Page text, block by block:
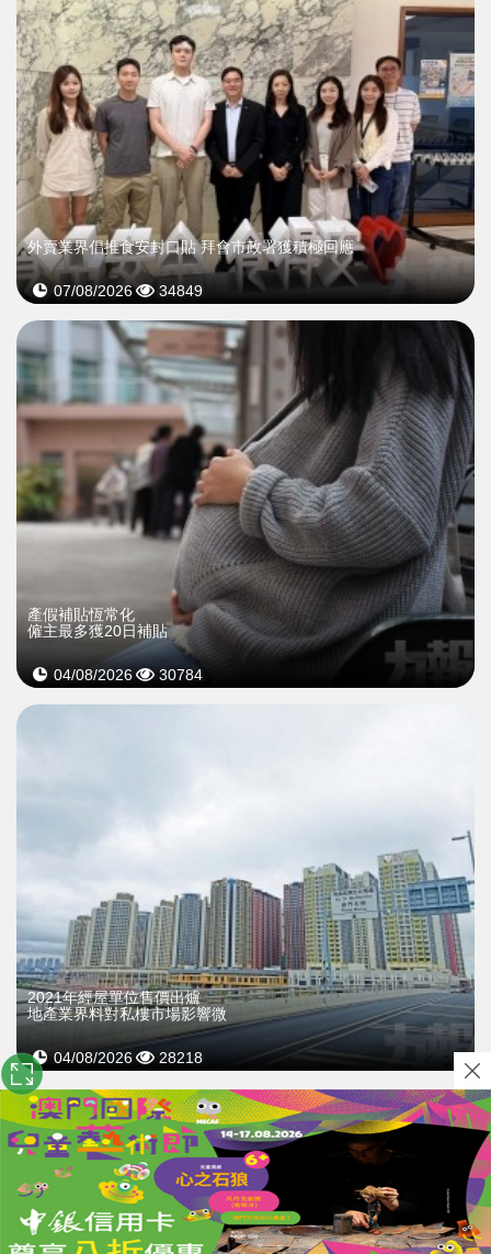
外賣業界倡推食安封口貼 拜會市政署獲積極回應
07/08/2026 34849
產假補貼恆常化
僱主最多獲20日補貼
04/08/2026 30784
2021年經屋單位售價出爐
地產業界料對私樓市場影響微
04/08/2026 28218
關於我們｜使用條款及免責聲明｜隱私政策｜廣告查詢